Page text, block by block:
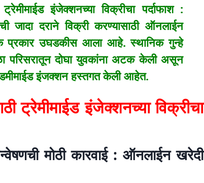
इंजेक्शनच्या विक्रीचा पर्दाफाश :
जादा दराने विक्री करण्यासाठी ऑनलाईन
प्रकार उघडकीस आला आहे. स्थानिक गुन्हे
परिसरातून दोघा युवकांना अटक केली असून
इंजक्शन हस्तगत केली आहेत.
इंजेक्शनच्या विक्रीचा
मोठी कारवाई : ऑनलाईन खरेदी